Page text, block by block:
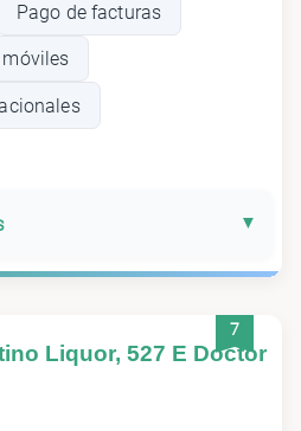
Pago de facturas
móviles
7
Liquor, 527 E Doctor